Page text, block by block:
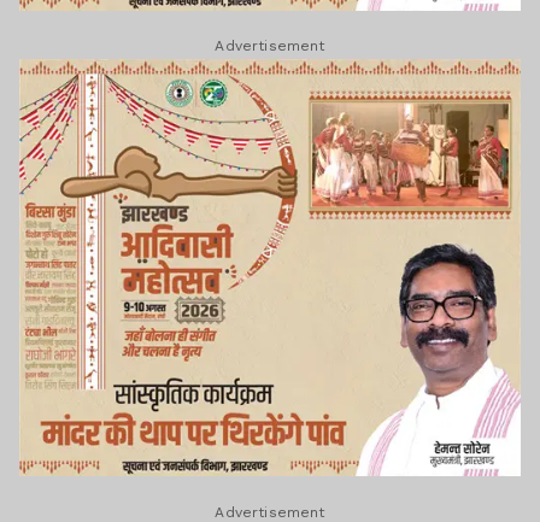
Advertisement
Advertisement